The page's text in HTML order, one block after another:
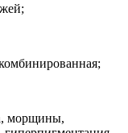
морщины,